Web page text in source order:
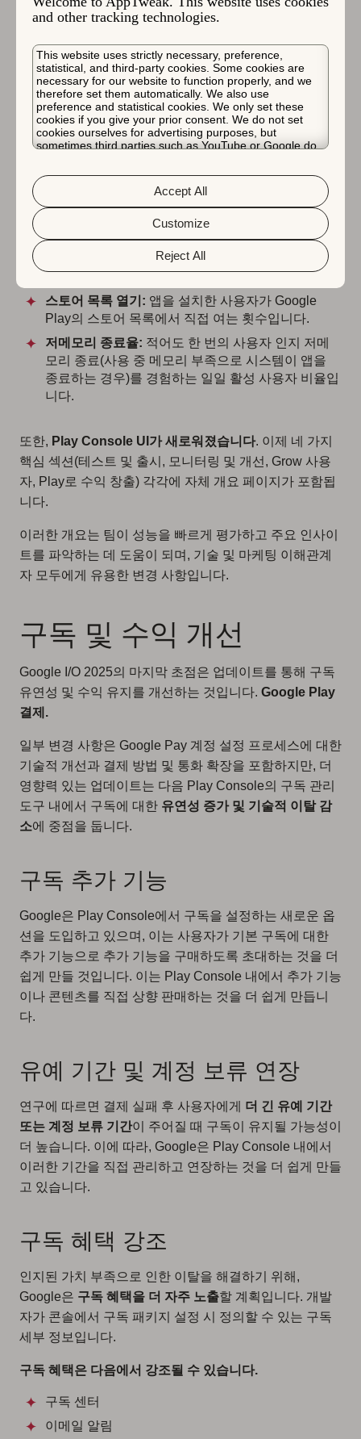
and other tracking technologies.
This website uses strictly necessary, preference,
statistical, and third-party cookies. Some cookies are
necessary for our website to function properly, and we
therefore set them automatically. We also use
preference and statistical cookies. We only set these
cookies if you give your prior consent. We do not set
cookies ourselves for advertising purposes, but
sometimes third parties such as YouTube or Google do.
about the protection of your personal data and the
different cookies we use, please read our
&Privacy Policy. You can customize your cookie settings
and preferences by clicking the “Customize” button.
Reject All
Customize
Accept All
다.
이는 이제 스토어 프론트를 업로드하고 관리하는 더 간소
화된 프로세스를 갖게 된 마케터들에게 좋은 소식입니다.
이 업데이트는 여러 스토어 변형을 관리하는 마케터들의
마찰을 크게 줄여주며, 지역 또는 캠페인 전반에 걸쳐 더
빠른 업데이트와 더 나은 일관성을 가능하게 합니다.
새로운 Play 콘솔 측정항목 및
섹션 개요
Google은 두 가지 새로운 Play Console 측정항목을 공식
적으로 출시했습니다.
스토어 목록 열기: 앱을 설치한 사용자가 Google
Play의 스토어 목록에서 직접 여는 횟수입니다.
저메모리 종료율: 적어도 한 번의 사용자 인지 저메
모리 종료(사용 중 메모리 부족으로 시스템이 앱을
종료하는 경우)를 경험하는 일일 활성 사용자 비율입
니다.
또한, Play Console UI가 새로워졌습니다. 이제 네 가지
핵심 섹션(테스트 및 출시, 모니터링 및 개선, Grow 사용
자, Play로 수익 창출) 각각에 자체 개요 페이지가 포함됩
니다.
이러한 개요는 팀이 성능을 빠르게 평가하고 주요 인사이
트를 파악하는 데 도움이 되며, 기술 및 마케팅 이해관계
자 모두에게 유용한 변경 사항입니다.
구독 및 수익 개선
Google I/O 2025의 마지막 초점은 업데이트를 통해 구독
유연성 및 수익 유지를 개선하는 것입니다. Google Play
결제.
일부 변경 사항은 Google Pay 계정 설정 프로세스에 대한
기술적 개선과 결제 방법 및 통화 확장을 포함하지만, 더
영향력 있는 업데이트는 다음 Play Console의 구독 관리
도구 내에서 구독에 대한 유연성 증가 및 기술적 이탈 감
소에 중점을 둡니다.
구독 추가 기능
Google은 Play Console에서 구독을 설정하는 새로운 옵
션을 도입하고 있으며, 이는 사용자가 기본 구독에 대한
추가 기능으로 추가 기능을 구매하도록 초대하는 것을 더
쉽게 만들 것입니다. 이는 Play Console 내에서 추가 기능
이나 콘텐츠를 직접 상향 판매하는 것을 더 쉽게 만듭니
다.
유예 기간 및 계정 보류 연장
연구에 따르면 결제 실패 후 사용자에게 더 긴 유예 기간
또는 계정 보류 기간이 주어질 때 구독이 유지될 가능성이
더 높습니다. 이에 따라, Google은 Play Console 내에서
이러한 기간을 직접 관리하고 연장하는 것을 더 쉽게 만들
고 있습니다.
구독 혜택 강조
인지된 가치 부족으로 인한 이탈을 해결하기 위해,
Google은 구독 혜택을 더 자주 노출할 계획입니다. 개발
자가 콘솔에서 구독 패키지 설정 시 정의할 수 있는 구독
세부 정보입니다.
구독 혜택은 다음에서 강조될 수 있습니다.
구독 센터
이메일 알림